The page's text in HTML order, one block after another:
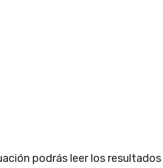
podrás leer los